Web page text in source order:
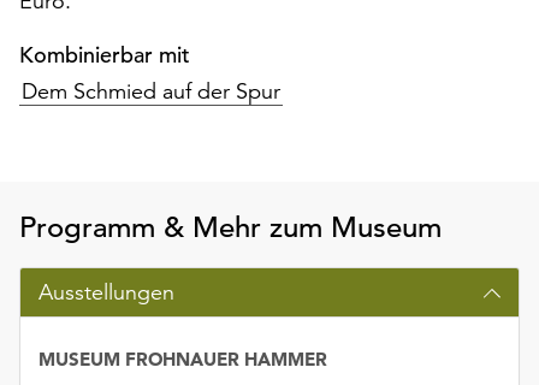
Einstellungen“
zur
Verfügung.
auch
ohne
Ihr
Einverständnis
weiterhin
ausgeführt.
Kombinierbar mit
Dem Schmied auf der Spur
Programm & Mehr zum Museum
Ausstellungen
MUSEUM FROHNAUER HAMMER